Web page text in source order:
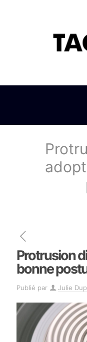
Protrusion
bonne
Publié par Julie